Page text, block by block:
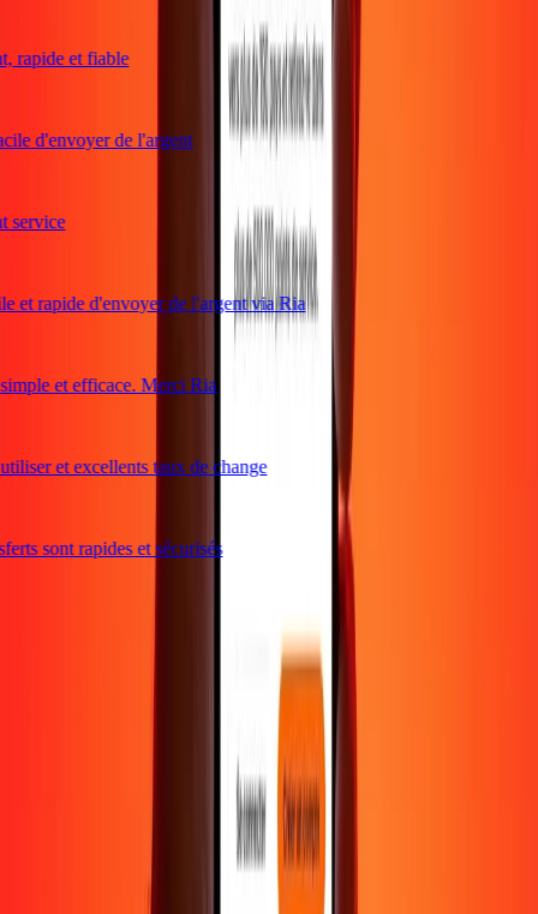
et fiable
d'envoyer de l'argent
et rapide d'envoyer de l'argent via Ria
et efficace. Merci Ria
et excellents taux de change
sont rapides et sécurisés